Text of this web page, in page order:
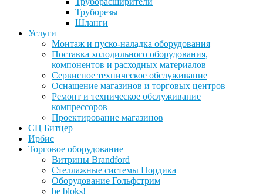
Труборезы
Шланги
Услуги
Монтаж и пуско-наладка оборудования
Поставка холодильного оборудования,
компонентов и расходных материалов
Сервисное техническое обслуживание
Оснащение магазинов и торговых центров
Ремонт и техническое обслуживание
компрессоров
Проектирование магазинов
СЦ Битцер
Ирбис
Торговое оборудование
Витрины Brandford
Стеллажные системы Нордика
Оборудование Гольфстрим
be bloks!